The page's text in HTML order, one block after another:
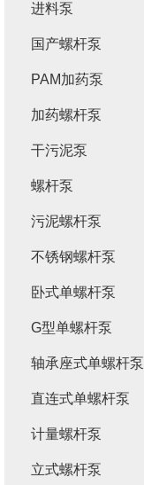
进料泵
国产螺杆泵
PAM加药泵
加药螺杆泵
干污泥泵
螺杆泵
污泥螺杆泵
不锈钢螺杆泵
卧式单螺杆泵
G型单螺杆泵
轴承座式单螺杆泵
直连式单螺杆泵
计量螺杆泵
立式螺杆泵